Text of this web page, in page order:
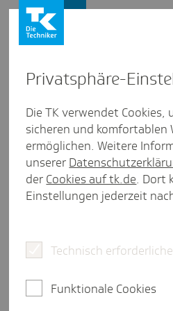
Medi­zi­ni­sche
Mit den medizinischen
wir unseren Versicherten,
darüber hinaus allen
geben, sich über
qualitätsgesicherten
Krankheiten, Diagnose- und
Behandlungsmethoden
Privat­sphäre-
Die TK verwendet Cookies,
sicheren und komfortablen
ermöglichen. Weitere
unserer
der Cookies auf tk.de. Dort
Einstellungen jederzeit
Technisch
Funktionale Cookies